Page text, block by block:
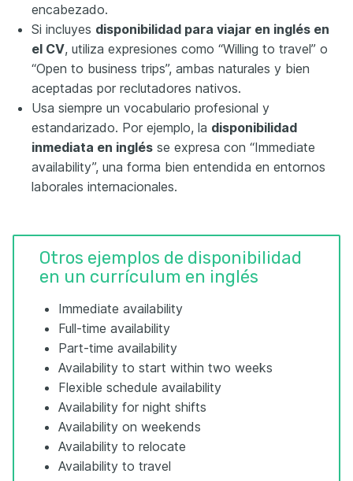
encabezado.
Si incluyes disponibilidad para viajar en inglés en
el CV, utiliza expresiones como “Willing to travel” o
“Open to business trips”, ambas naturales y bien
aceptadas por reclutadores nativos.
Usa siempre un vocabulario profesional y
estandarizado. Por ejemplo, la disponibilidad
inmediata en inglés se expresa con “Immediate
availability”, una forma bien entendida en entornos
laborales internacionales.
Otros ejemplos de disponibilidad
en un currículum en inglés
Immediate availability
Full-time availability
Part-time availability
Availability to start within two weeks
Flexible schedule availability
Availability for night shifts
Availability on weekends
Availability to relocate
Availability to travel